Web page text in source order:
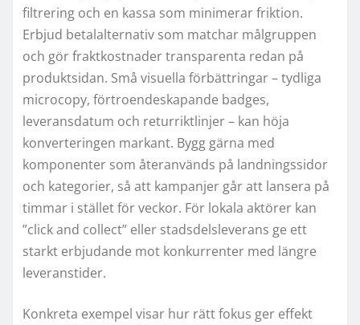
filtrering och en kassa som minimerar friktion.
Erbjud betalalternativ som matchar målgruppen
och gör fraktkostnader transparenta redan på
produktsidan. Små visuella förbättringar – tydliga
microcopy, förtroendeskapande badges,
leveransdatum och returriktlinjer – kan höja
konverteringen markant. Bygg gärna med
komponenter som återanvänds på landningssidor
och kategorier, så att kampanjer går att lansera på
timmar i stället för veckor. För lokala aktörer kan
”click and collect” eller stadsdelsleverans ge ett
starkt erbjudande mot konkurrenter med längre
leveranstider.
Konkreta exempel visar hur rätt fokus ger effekt